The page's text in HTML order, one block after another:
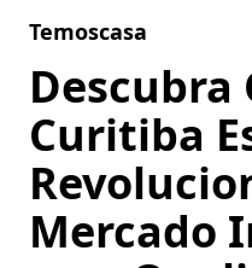
Temoscasa
Descubra
Curitiba
Mercado